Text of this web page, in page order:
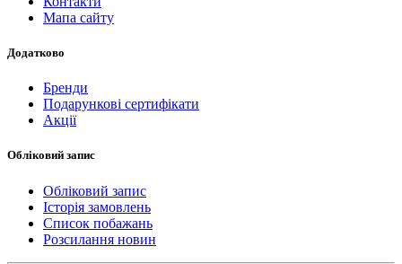
Мапа сайту
Додатково
Бренди
Подарункові сертифікати
Акції
Обліковий запис
Обліковий запис
Історія замовлень
Список побажань
Розсилання новин